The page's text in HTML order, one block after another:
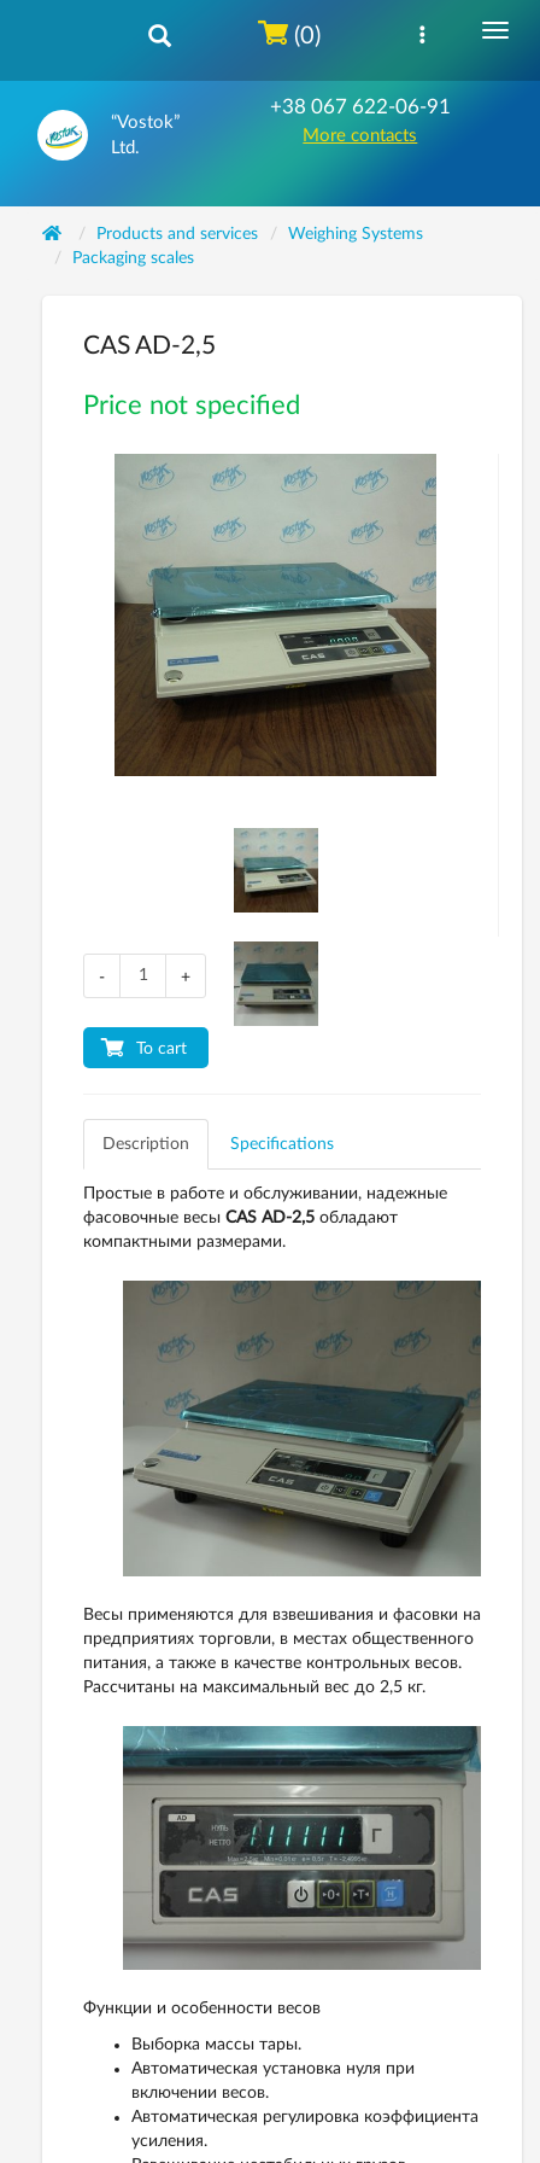
“Vostok”
Ltd.
+38 067 622-06-91
More contacts
(0)
Products and services
Weighing Systems
Packaging scales
CAS AD-2,5
Price not specified
- +
To cart
Description Specifications
Простые в работе и обслуживании, надежные
фасовочные весы CAS AD-2,5 обладают
компактными размерами.
Весы применяются для взвешивания и фасовки на
предприятиях торговли, в местах общественного
питания, а также в качестве контрольных весов.
Рассчитаны на максимальный вес до 2,5 кг.
Функции и особенности весов
Выборка массы тары.
Автоматическая установка нуля при
включении весов.
Автоматическая регулировка коэффициента
усиления.